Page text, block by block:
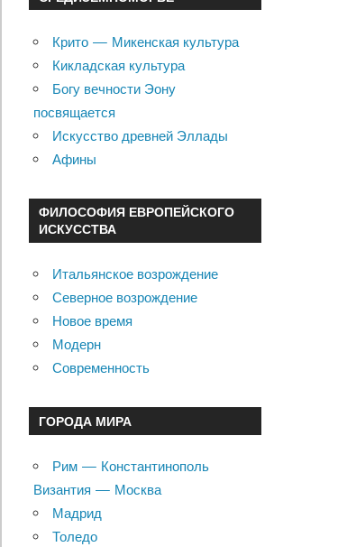
Крито — Микенская культура
Кикладская культура
Богу вечности Эону
посвящается
Искусство древней Эллады
Афины
ФИЛОСОФИЯ ЕВРОПЕЙСКОГО
ИСКУССТВА
Итальянское возрождение
Северное возрождение
Новое время
Модерн
Современность
ГОРОДА МИРА
Рим — Константинополь
Византия — Москва
Мадрид
Толедо